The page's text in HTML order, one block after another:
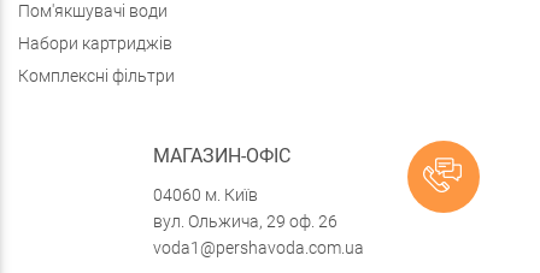
Пом'якшувачі води
Набори картриджів
Комплексні фільтри
МАГАЗИН-ОФІС
04060 м. Київ
вул. Ольжича, 29 оф. 26
voda1@pershavoda.com.ua